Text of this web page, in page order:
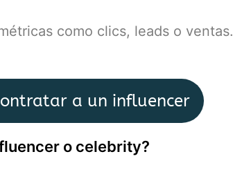
como clics, leads o ventas.
a un influencer
o celebrity?